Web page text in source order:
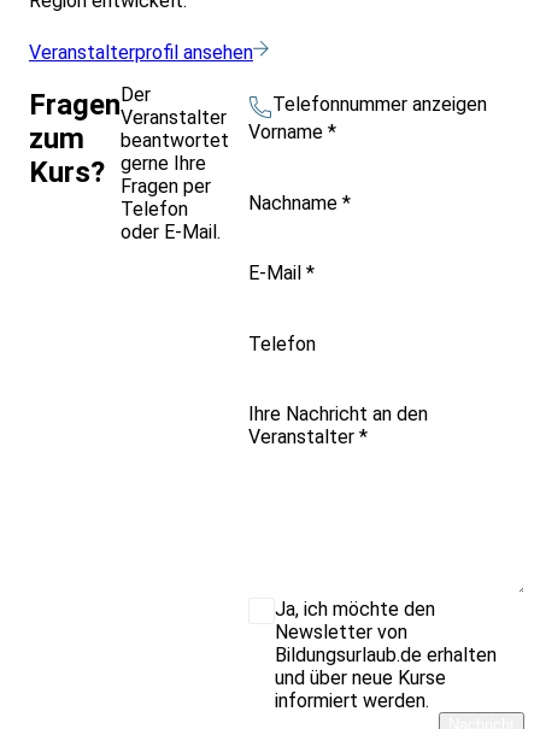
Veranstalterprofil ansehen
Fragen
zum
Kurs?
Der
Veranstalter
beantwortet
gerne Ihre
Fragen per
Telefon
oder E-Mail.
Telefonnummer anzeigen
Vorname *
Nachname *
E-Mail *
Telefon
Ihre Nachricht an den
Veranstalter *
Ja, ich möchte den
Newsletter von
Bildungsurlaub.de erhalten
und über neue Kurse
informiert werden.